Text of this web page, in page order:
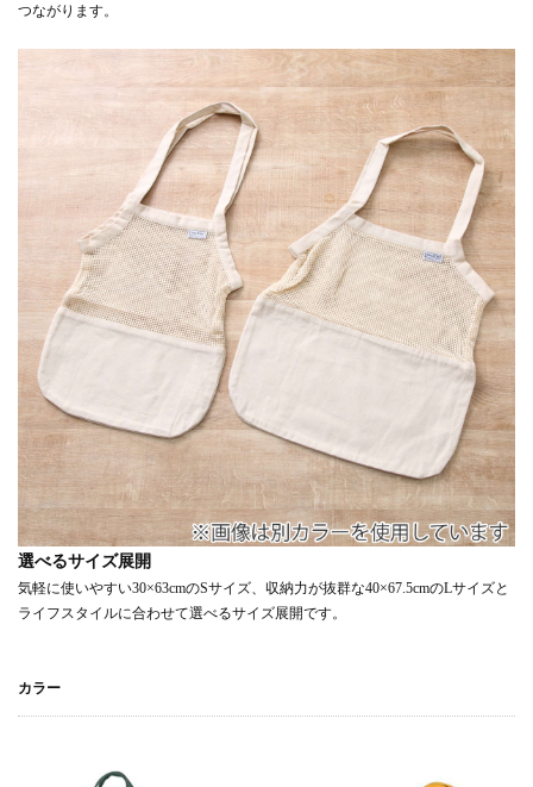
つながります。
選べるサイズ展開
気軽に使いやすい30×63cmのSサイズ、収納力が抜群な40×67.5cmのLサイズと
ライフスタイルに合わせて選べるサイズ展開です。
カラー